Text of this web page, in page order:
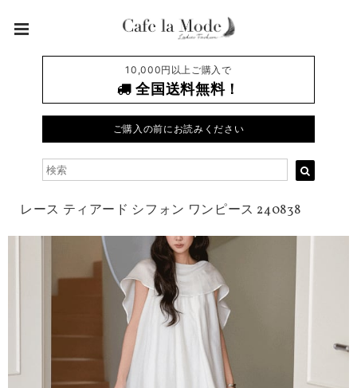
10,000円以上ご購入で
全国送料無料！
ご購入の前にお読みください
レース ティアード シフォン ワンピース 240838